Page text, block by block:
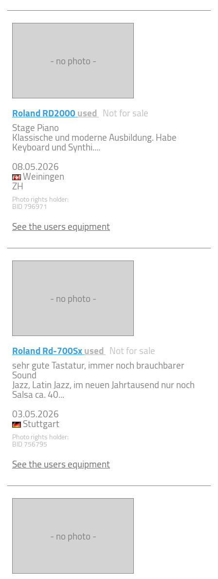
- no photo -
Roland RD2000used Not for sale
Stage Piano
Klassische und moderne Ausbildung. Habe
Keyboard und Synthi....
08.05.2026
Weiningen
ZH
Photo rights holder:
BID 796971
See the users equipment
- no photo -
Roland Rd-700Sxused Not for sale
sehr gute Tastatur, immer noch brauchbarer
Sound
Jazz, Latin Jazz, im neuen Jahrtausend nur noch
Salsa ca. 40...
03.05.2026
Stuttgart
Photo rights holder:
BID 756795
See the users equipment
- no photo -